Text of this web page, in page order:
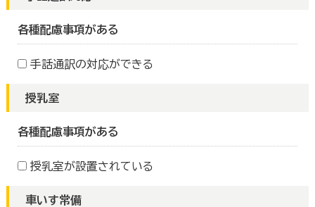
各種配慮事項がある
手話通訳の対応ができる
授乳室
各種配慮事項がある
授乳室が設置されている
車いす常備